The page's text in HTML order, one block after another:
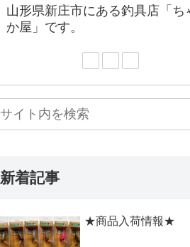
山形県新庄市にある釣具店「ち
か屋」です。
新着記事
★商品入荷情報★